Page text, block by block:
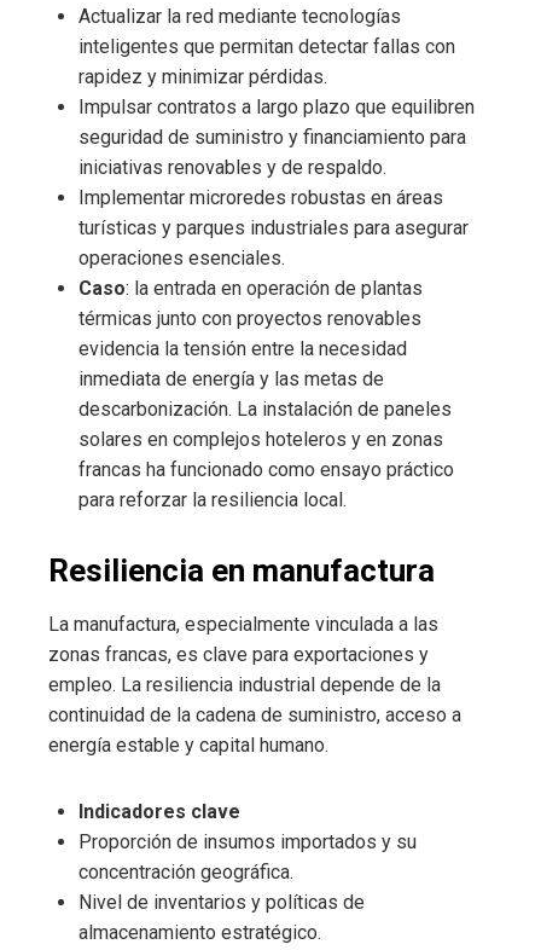
Actualizar la red mediante tecnologías
inteligentes que permitan detectar fallas con
rapidez y minimizar pérdidas.
Impulsar contratos a largo plazo que equilibren
seguridad de suministro y financiamiento para
iniciativas renovables y de respaldo.
Implementar microredes robustas en áreas
turísticas y parques industriales para asegurar
operaciones esenciales.
Caso: la entrada en operación de plantas
térmicas junto con proyectos renovables
evidencia la tensión entre la necesidad
inmediata de energía y las metas de
descarbonización. La instalación de paneles
solares en complejos hoteleros y en zonas
francas ha funcionado como ensayo práctico
para reforzar la resiliencia local.
Resiliencia en manufactura
La manufactura, especialmente vinculada a las
zonas francas, es clave para exportaciones y
empleo. La resiliencia industrial depende de la
continuidad de la cadena de suministro, acceso a
energía estable y capital humano.
Indicadores clave
Proporción de insumos importados y su
concentración geográfica.
Nivel de inventarios y políticas de
almacenamiento estratégico.